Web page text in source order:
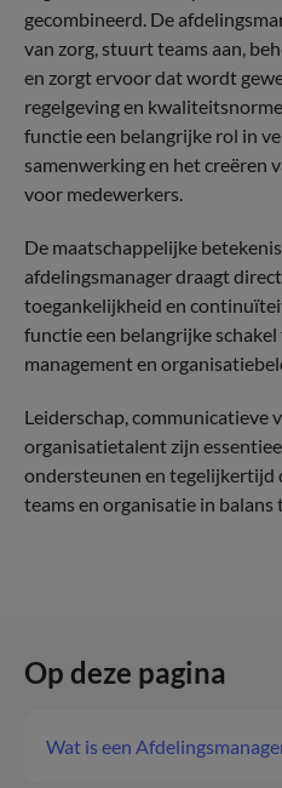
gecombineerd. De
van zorg, stuurt teams aan,
en zorgt ervoor dat wordt
regelgeving en
functie een belangrijke rol in
samenwerking en het creëren
voor medewerkers.
De maatschappelijke
afdelingsmanager draagt
toegankelijkheid en
functie een belangrijke
management en
Leiderschap, communicatieve
organisatietalent zijn
ondersteunen en tegelijkertijd
teams en organisatie in balans
Op deze pagina
Wat is een